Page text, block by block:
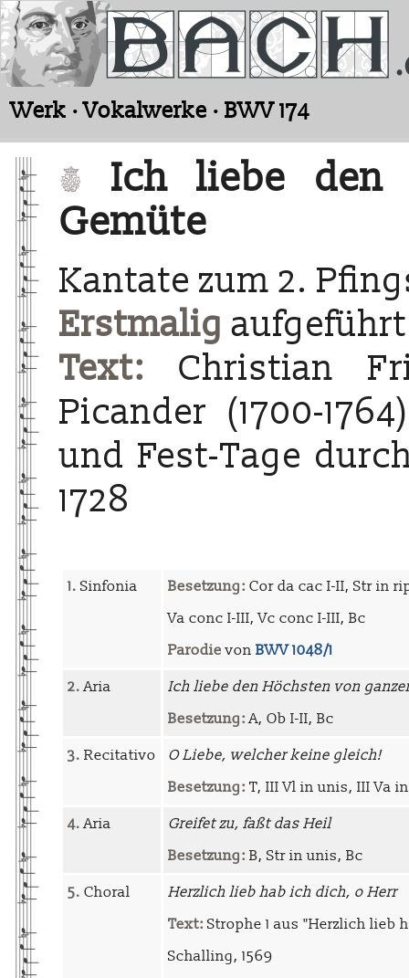
Werk · Vokalwerke · BWV 174
Ich liebe den
Gemüte
Kantate zum 2.
Erstmalig aufgeführt
Text: Christian
Picander (1700-
und Fest-Tage
1728
1. Sinfonia Besetzung: Cor da cac I-II, Str in
Va conc I-III, Vc conc I-III, Bc
Parodie von BWV 1048/1
2.Aria
Ich liebe den Höchsten von
Besetzung:A, Ob I-II, Bc
3. Recitativo
O Liebe, welcher keine gleich!
Besetzung: T, III Vl in unis, III Va
4.Aria
Greifet zu, faßt das Heil
Besetzung: B, Str in unis, Bc
5. Choral
Herzlich lieb hab ich dich, o Herr
Text: Strophe 1 aus "Herzlich lieb
Schalling, 1569